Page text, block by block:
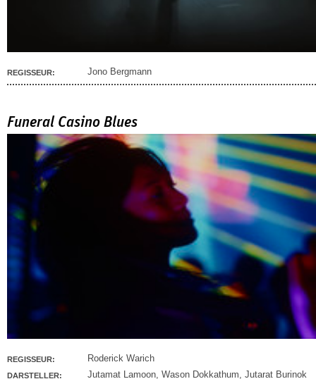
REGISSEUR: Jono Bergmann
Funeral Casino Blues
REGISSEUR: Roderick Warich
DARSTELLER: Jutamat Lamoon, Wason Dokkathum, Jutarat Burinok